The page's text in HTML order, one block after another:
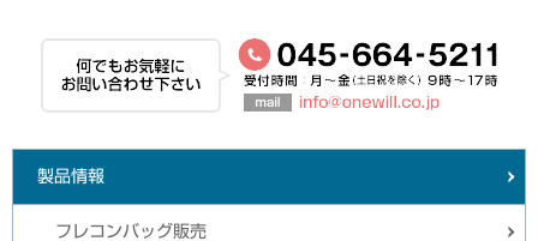
製品情報
フレコンバッグ販売